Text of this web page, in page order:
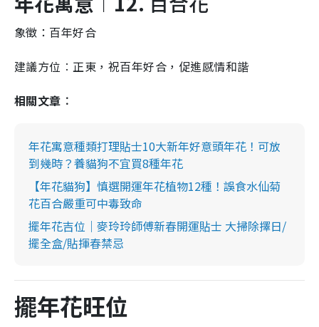
象徵：百年好合
建議方位︰正東，祝百年好合，促進感情和諧
相關文章︰
年花寓意種類打理貼士10大新年好意頭年花！可放
到幾時？養貓狗不宜買8種年花
【年花貓狗】慎選開運年花植物12種！誤食水仙菊
花百合嚴重可中毒致命
擺年花吉位｜麥玲玲師傅新春開運貼士 大掃除擇日/
擺全盒/貼揮春禁忌
擺年花旺位